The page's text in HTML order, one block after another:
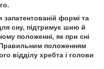
формі та
сну, підтримує шию й
положенні, як при сні
Правильним положенням
відділу хребта і голови